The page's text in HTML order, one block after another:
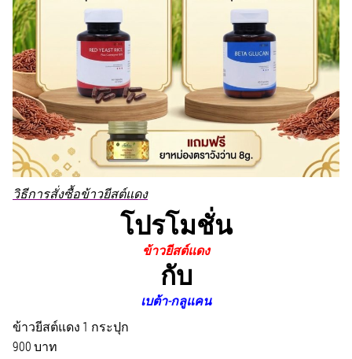
วิธีการสั่งซื้อข้าวยีสต์แดง
โปรโมชั่น
ข้าวยีสต์แดง
กับ
เบต้า-กลูแคน
ข้าวยีสต์แดง 1 กระปุก
900 บาท